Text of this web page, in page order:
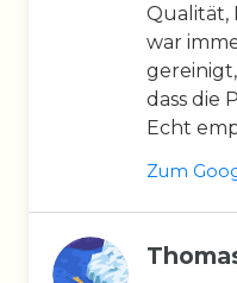
Qualität,
war
dass die
Echt
Zum